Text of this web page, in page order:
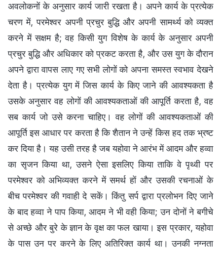
अवलोकनों के अनुसार कार्य जारी रखता है। अपने कार्य के प्रत्येक
चरण में, परमेश्वर अपनी प्रचुर बुद्धि और अपनी सामर्थ्य को व्यक्त
करने में सक्षम है; वह किसी युग विशेष के कार्य के अनुसार अपनी
प्रचुर बुद्धि और अधिकार को प्रकट करता है, और उस युग के दौरान
अपने द्वारा वापस लाए गए सभी लोगों को अपना समस्त स्वभाव देखने
देता है। प्रत्येक युग में जिस कार्य के किए जाने की आवश्यकता है
उसके अनुसार वह लोगों की आवश्यकताओं की आपूर्ति करता है, वह
सब कार्य जो उसे करना चाहिए। वह लोगों की आवश्यकताओं की
आपूर्ति इस आधार पर करता है कि शैतान ने उन्हें किस हद तक भ्रष्ट
कर दिया है। यह उसी तरह है जब यहोवा ने आरंभ में आदम और हव्वा
का सृजन किया था, उसने ऐसा इसलिए किया ताकि वे पृथ्वी पर
परमेश्वर को अभिव्यक्त करने में समर्थ हों और उसकी रचनाओं के
बीच परमेश्वर की गवाही दे सकें। किंतु सर्प द्वारा प्रलोभन दिए जाने
के बाद हव्वा ने पाप किया, आदम ने भी वही किया; उन दोनों ने बगीचे
से अच्छे और बुरे के ज्ञान के वृक्ष का फल खाया। इस प्रकार, यहोवा
के पास उन पर करने के लिए अतिरिक्त कार्य था। उनकी नग्नता